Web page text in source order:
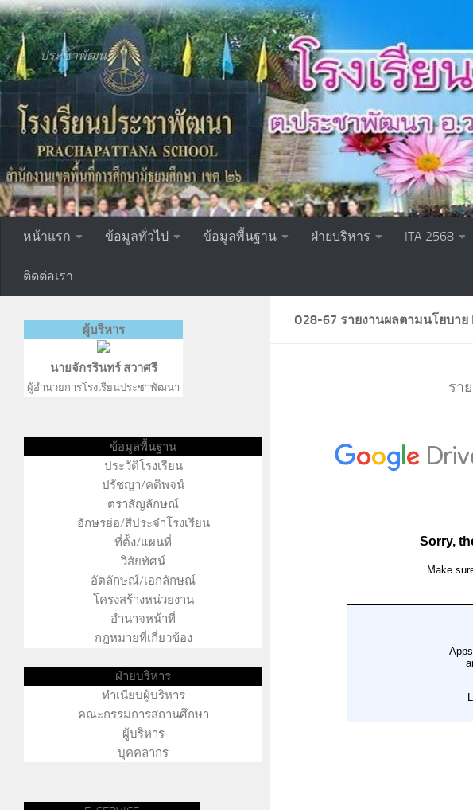
Skip to content
ประชาพัฒนา
หน้าแรก ข้อมูลทั่วไป ข้อมูลพื้นฐาน ฝ่ายบริหาร ITA 2568
ติดต่อเรา
O28-67 รายงานผลตามนโยบาย
รา
ผู้บริหาร
นายจักรรินทร์ สวาศรี
ผู้อำนวยการโรงเรียนประชาพัฒนา
ข้อมูลพื้นฐาน
ประวัติโรงเรียน
ปรัชญา/คติพจน์
ตราสัญลักษณ์
อักษรย่อ/สีประจำโรงเรียน
ที่ต้ัง/แผนที่
วิสัยทัศน์
อัตลักษณ์/เอกลักษณ์
โครงสร้างหน่วยงาน
อำนาจหน้าที่
กฎหมายที่เกี่ยวข้อง
ฝ่ายบริหาร
ทำเนียบผู้บริหาร
คณะกรรมการสถานศึกษา
ผู้บริหาร
บุคคลากร
ทธิรักษ์ ปะริตวา คุณครูนรนาถ สืบสำราญ คุณครูสุมาลย์ ภวภูตา